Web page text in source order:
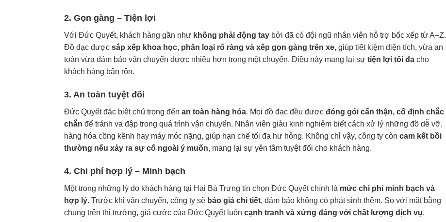
2. Gọn gàng – Tiện lợi
Với Đức Quyết, khách hàng gần như không phải động tay bởi đã có đội ngũ nhân viên hỗ trợ bốc xếp từ A–Z.
Đồ đạc được sắp xếp khoa học, phân loại rõ ràng và xếp gọn gàng trên xe, giúp tiết kiệm diện tích, vừa an
toàn vừa đảm bảo vận chuyển được nhiều hơn trong một chuyến. Điều này mang lại sự tiện lợi tối đa cho
khách hàng bận rộn.
3. An toàn tuyệt đối
Đức Quyết đặc biệt chú trọng đến an toàn hàng hóa. Mọi đồ đạc đều được đóng gói cẩn thận, cố định chắc
chắn để tránh va đập trong quá trình vận chuyển. Nhân viên giàu kinh nghiệm biết cách xử lý những đồ dễ vỡ,
hàng hóa cồng kềnh hay máy móc nặng, giúp hạn chế tối đa hư hỏng. Không chỉ vậy, công ty còn cam kết bồi
thường nếu xảy ra sự cố ngoài ý muốn, mang lại sự yên tâm tuyệt đối cho khách hàng.
4. Chi phí hợp lý – Minh bạch
Một trong những lý do khách hàng tại Hai Bà Trưng tin chọn Đức Quyết chính là mức chi phí minh bạch và
hợp lý. Trước khi vận chuyển, công ty sẽ báo giá chi tiết, đảm bảo không có phát sinh thêm. So với mặt bằng
chung trên thị trường, giá cước của Đức Quyết luôn cạnh tranh và xứng đáng với chất lượng dịch vụ.